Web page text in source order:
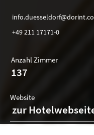
+49 211 17171-0
Anzahl Zimmer
137
Website
zur